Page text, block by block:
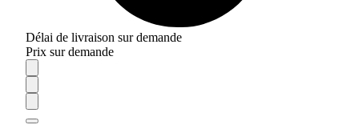
Délai de livraison sur demande
Prix sur demande